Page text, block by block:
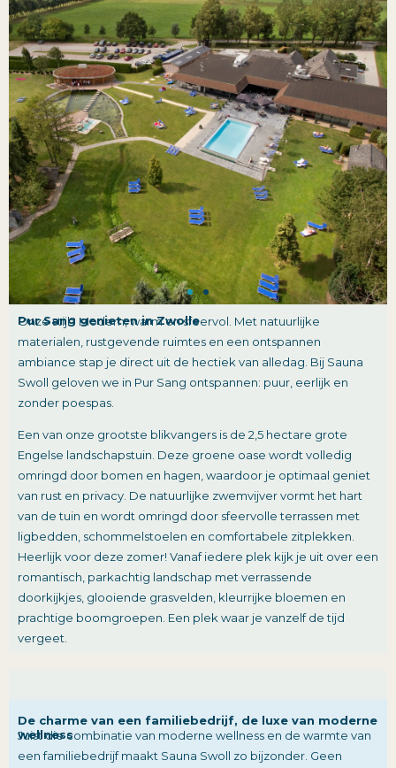
Pur Sang genieten in Zwolle​
Onze stijl? Modern, warm en sfeervol. Met natuurlijke
materialen, rustgevende ruimtes en een ontspannen
ambiance stap je direct uit de hectiek van alledag. Bij Sauna
Swoll geloven we in Pur Sang ontspannen: puur, eerlijk en
zonder poespas.
Een van onze grootste blikvangers is de 2,5 hectare grote
Engelse landschapstuin. Deze groene oase wordt volledig
omringd door bomen en hagen, waardoor je optimaal geniet
van rust en privacy. De natuurlijke zwemvijver vormt het hart
van de tuin en wordt omringd door sfeervolle terrassen met
ligbedden, schommelstoelen en comfortabele zitplekken.
Heerlijk voor deze zomer! Vanaf iedere plek kijk je uit over een
romantisch, parkachtig landschap met verrassende
doorkijkjes, glooiende grasvelden, kleurrijke bloemen en
prachtige boomgroepen. Een plek waar je vanzelf de tijd
vergeet.
De charme van een familiebedrijf, de luxe van moderne
wellness​
Juist die combinatie van moderne wellness en de warmte van
een familiebedrijf maakt Sauna Swoll zo bijzonder. Geen